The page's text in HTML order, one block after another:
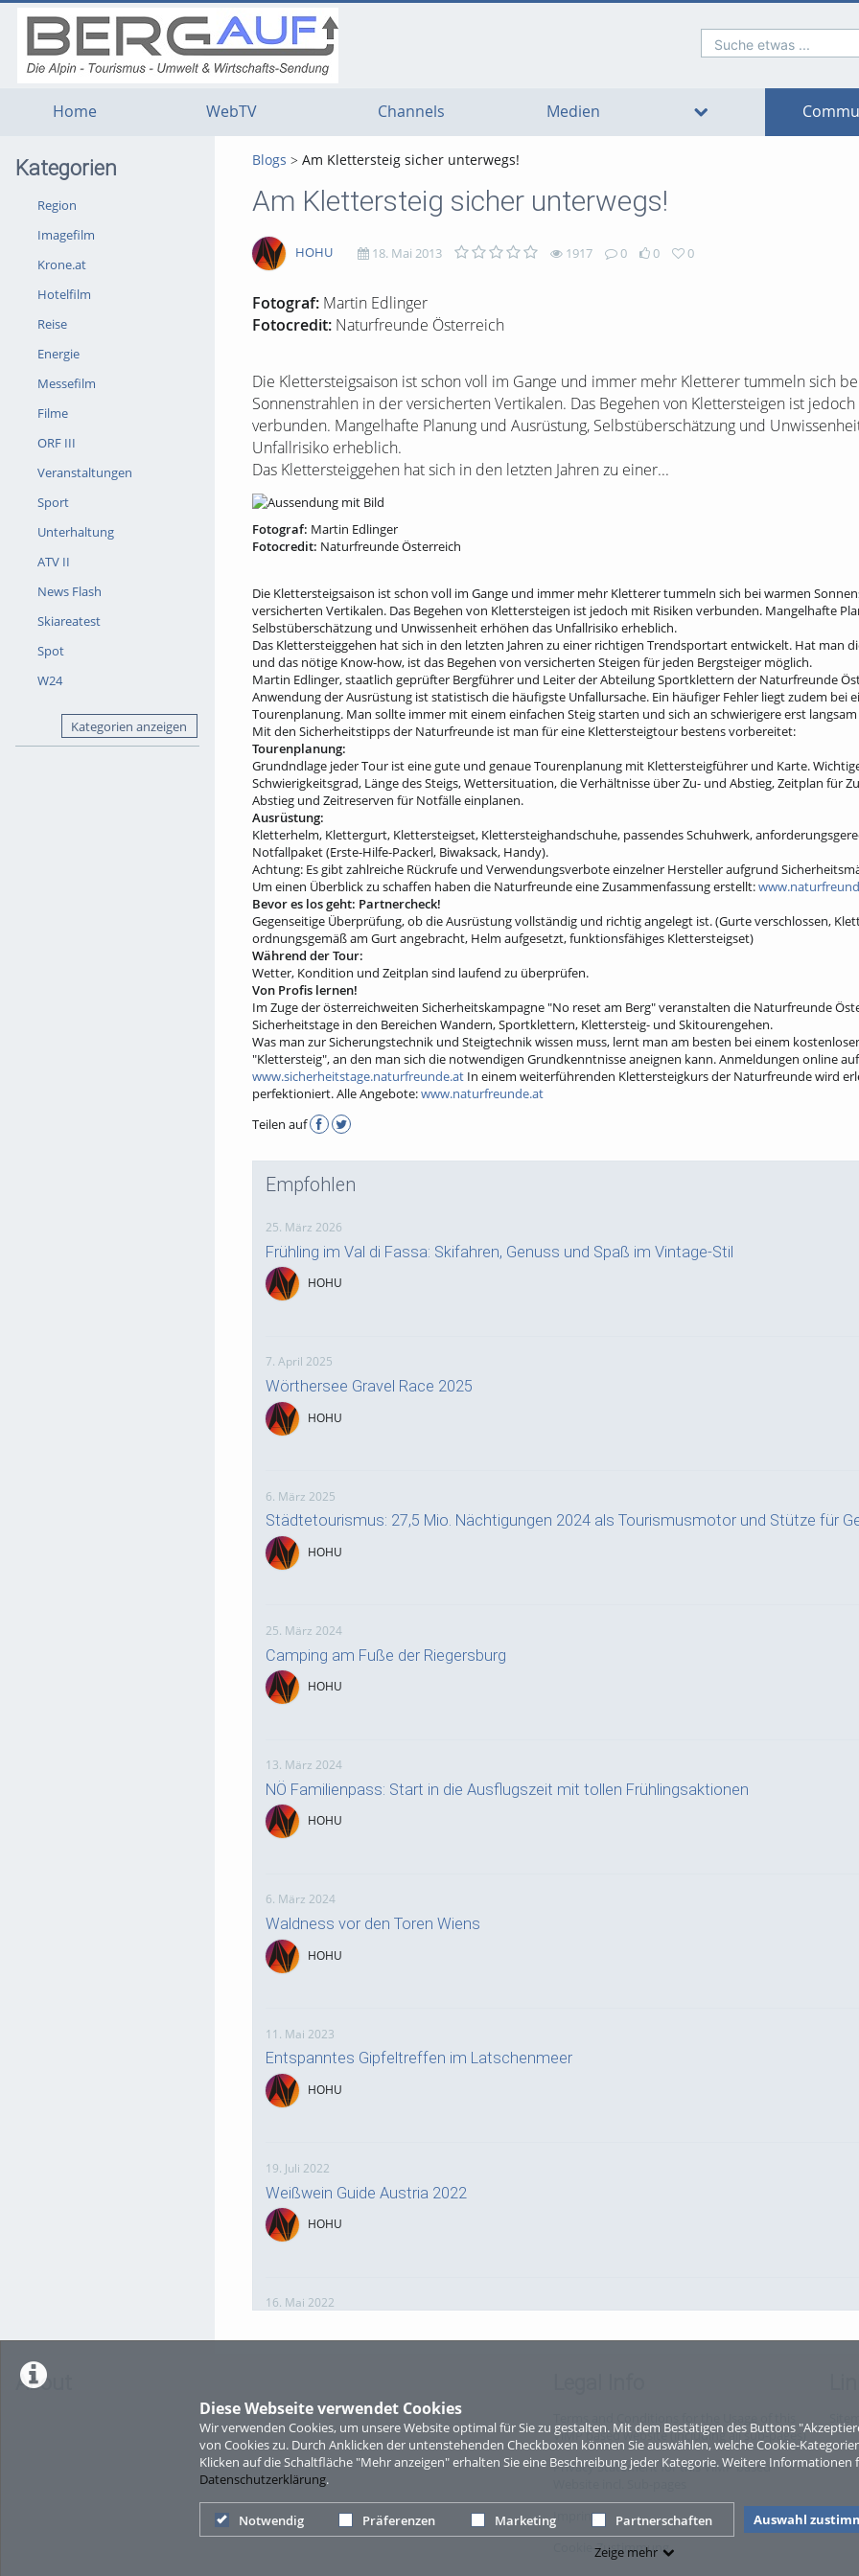
Diese Webseite verwendet Cookies
Wir verwenden Cookies, um unsere Website optimal für Sie zu gestalten. Mit dem Bestätigen des Buttons
von Cookies zu. Durch Anklicken der untenstehenden Checkboxen können Sie auswählen, welche Cookie-
Klicken auf die Schaltfläche "Mehr anzeigen" erhalten Sie eine Beschreibung jeder Kategorie. Weitere Informationen
Datenschutzerklärung.
Notwendig Präferenzen Marketing Partnerschaften Auswahl
Zeige mehr
Suche etwas ...
Home WebTV Channels Medien
Kategorien
Region
Imagefilm
Krone.at
Hotelfilm
Reise
Energie
Messefilm
Filme
ORF III
Veranstaltungen
Sport
Unterhaltung
ATV II
News Flash
Skiareatest
Spot
W24
Kategorien anzeigen
Blogs Am Klettersteig sicher unterwegs!
Am Klettersteig sicher unterwegs!
HOHU 18. Mai 2013 1917 0
Kommentare
0 0
favorites
Fotograf: Martin Edlinger
Fotocredit: Naturfreunde Österreich
Die Klettersteigsaison ist schon voll im Gange und immer mehr Kletterer tummeln sich
Sonnenstrahlen in der versicherten Vertikalen. Das Begehen von Klettersteigen ist
verbunden. Mangelhafte Planung und Ausrüstung, Selbstüberschätzung und
Unfallrisiko erheblich.
Das Klettersteiggehen hat sich in den letzten Jahren zu einer...
Fotograf: Martin Edlinger
Fotocredit: Naturfreunde Österreich
Die Klettersteigsaison ist schon voll im Gange und immer mehr Kletterer tummeln sich bei warmen
versicherten Vertikalen. Das Begehen von Klettersteigen ist jedoch mit Risiken verbunden. Mangelhafte
Selbstüberschätzung und Unwissenheit erhöhen das Unfallrisiko erheblich.
Das Klettersteiggehen hat sich in den letzten Jahren zu einer richtigen Trendsportart entwickelt. Hat man
und das nötige Know-how, ist das Begehen von versicherten Steigen für jeden Bergsteiger möglich.
Martin Edlinger, staatlich geprüfter Bergführer und Leiter der Abteilung Sportklettern der Naturfreunde
Anwendung der Ausrüstung ist statistisch die häufigste Unfallursache. Ein häufiger Fehler liegt zudem bei
Tourenplanung. Man sollte immer mit einem einfachen Steig starten und sich an schwierigere erst
Mit den Sicherheitstipps der Naturfreunde ist man für eine Klettersteigtour bestens vorbereitet:
Tourenplanung:
Grundndlage jeder Tour ist eine gute und genaue Tourenplanung mit Klettersteigführer und Karte.
Schwierigkeitsgrad, Länge des Steigs, Wettersituation, die Verhältnisse über Zu- und Abstieg, Zeitplan für
Abstieg und Zeitreserven für Notfälle einplanen.
Ausrüstung:
Kletterhelm, Klettergurt, Klettersteigset, Klettersteighandschuhe, passendes Schuhwerk,
Notfallpaket (Erste-Hilfe-Packerl, Biwaksack, Handy).
Achtung: Es gibt zahlreiche Rückrufe und Verwendungsverbote einzelner Hersteller aufgrund
Um einen Überblick zu schaffen haben die Naturfreunde eine Zusammenfassung erstellt:
Bevor es los geht: Partnercheck!
Gegenseitige Überprüfung, ob die Ausrüstung vollständig und richtig angelegt ist. (Gurte verschlossen,
ordnungsgemäß am Gurt angebracht, Helm aufgesetzt, funktionsfähiges Klettersteigset)
Während der Tour:
Wetter, Kondition und Zeitplan sind laufend zu überprüfen.
Von Profis lernen!
Im Zuge der österreichweiten Sicherheitskampagne "No reset am Berg" veranstalten die Naturfreunde
Sicherheitstage in den Bereichen Wandern, Sportklettern, Klettersteig- und Skitourengehen.
Was man zur Sicherungstechnik und Steigtechnik wissen muss, lernt man am besten bei einem
"Klettersteig", an den man sich die notwendigen Grundkenntnisse aneignen kann. Anmeldungen online
www.sicherheitstage.naturfreunde.at In einem weiterführenden Klettersteigkurs der Naturfreunde wird
perfektioniert. Alle Angebote:www.naturfreunde.at
Teilen auf
Empfohlen
25. März 2026
Frühling im Val di Fassa: Skifahren, Genuss und Spaß im Vintage-Stil
HOHU
7. April 2025
Wörthersee Gravel Race 2025
HOHU
6. März 2025
Städtetourismus: 27,5 Mio. Nächtigungen 2024 als Tourismusmotor und Stütze für
HOHU
25. März 2024
Camping am Fuße der Riegersburg
HOHU
13. März 2024
NÖ Familienpass: Start in die Ausflugszeit mit tollen Frühlingsaktionen
HOHU
6. März 2024
Waldness vor den Toren Wiens
HOHU
11. Mai 2023
Entspanntes Gipfeltreffen im Latschenmeer
HOHU
19. Juli 2022
Weißwein Guide Austria 2022
HOHU
16. Mai 2022
9. Mai 2022
¨Haager Lies reloaded“ - der neue Top-Radweg in OÖ verbindet
HOHU
About
ViMP based website (including all sub-pages)
Privacy Statement for this ViMP based
Imprint
Cookie-Zustimmung